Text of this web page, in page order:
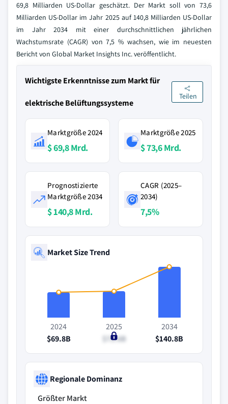
69,8 Milliarden US-Dollar geschätzt. Der Markt soll von 73,6
Milliarden US-Dollar im Jahr 2025 auf 140,8 Milliarden US-Dollar
im Jahr 2034 mit einer durchschnittlichen jährlichen
Wachstumsrate (CAGR) von 7,5 % wachsen, wie im neuesten
Bericht von Global Market Insights Inc. veröffentlicht.
Wichtigste Erkenntnisse zum Markt für
elektrische Belüftungssysteme
Teilen
Marktgröße 2024
$ 69,8 Mrd.
Marktgröße 2025
$ 73,6 Mrd.
Prognostizierte
Marktgröße 2034
$ 140,8 Mrd.
CAGR (2025–
2034)
7,5%
Market Size Trend
2024
$69.8B
2025
$73.6B
2034
$140.8B
Regionale Dominanz
Größter Markt